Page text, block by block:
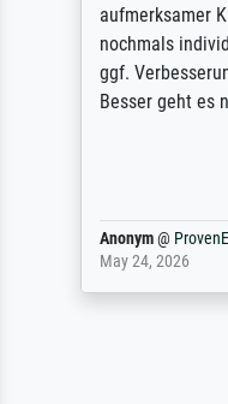
aufmerksamer
nochmals
ggf.
Besser geht es nicht!
Anonym@ProvenExpert
May 24, 2026